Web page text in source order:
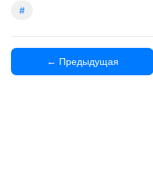
#
← Предыдущая